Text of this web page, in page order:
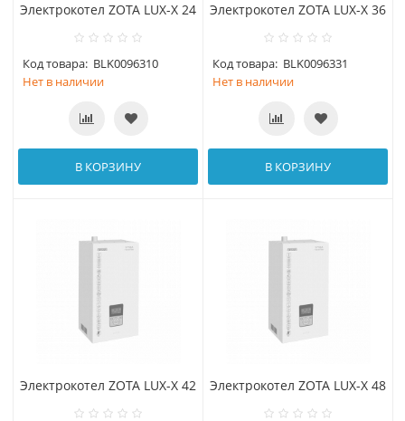
Электрокотел ZOTA LUX-X 24
Код товара: BLK0096310
Нет в наличии
В КОРЗИНУ
Электрокотел ZOTA LUX-X 36
Код товара: BLK0096331
Нет в наличии
В КОРЗИНУ
Электрокотел ZOTA LUX-X 42 Электрокотел ZOTA LUX-X 48